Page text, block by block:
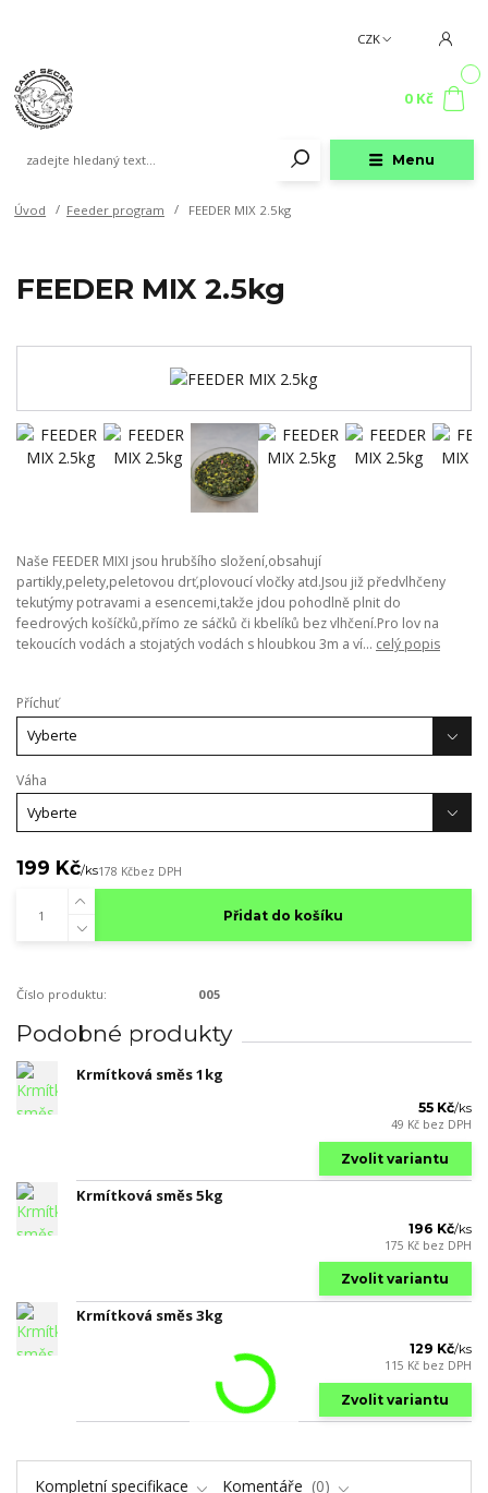
Menu
CZK
0 Kč
Úvod Feeder program FEEDER MIX 2.5kg
FEEDER MIX 2.5kg
Naše FEEDER MIXI jsou hrubšího složení,obsahují
partikly,pelety,peletovou drť,plovoucí vločky atd.Jsou již předvlhčeny
tekutýmy potravami a esencemi,takže jdou pohodlně plnit do
feedrových košíčků,přímo ze sáčků či kbelíků bez vlhčení.Pro lov na
tekoucích vodách a stojatých vodách s hloubkou 3m a ví... celý popis
Příchuť
Váha
199 Kč/ks178 Kčbez DPH
Přidat do košíku
Číslo produktu: 005
Podobné produkty
Krmítková směs 1kg
55 Kč/ks
49 Kč bez DPH
Zvolit variantu
Krmítková směs 5kg
196 Kč/ks
175 Kč bez DPH
Zvolit variantu
Krmítková směs 3kg
129 Kč/ks
115 Kč bez DPH
Zvolit variantu
Kompletní specifikace Komentáře 0